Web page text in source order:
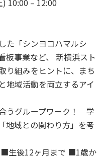
10:00 – 12:00
た「シンヨコハマルシ
板事業など、 新横浜スト
り組みをヒントに、まち
地域活動を両立するアイ
うグループワーク！ 学
地域との関わり方」を考
生後12ヶ月まで ■1歳か